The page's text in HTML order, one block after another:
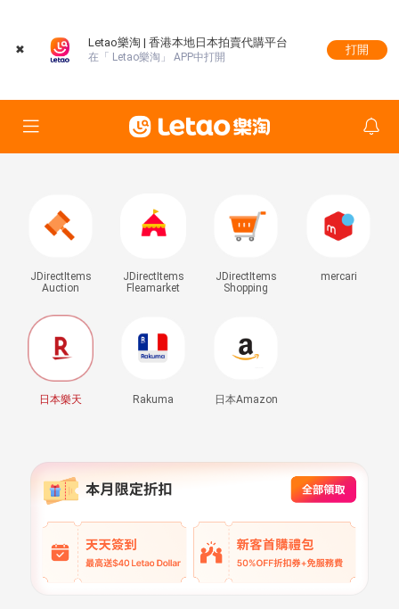
✖
Letao樂淘 | 香港本地日本拍賣代購平台
在「 Letao樂淘」 APP中打開
打開
JDirectItems
Auction
JDirectItems
Fleamarket
JDirectItems
Shopping
mercari
日本樂天 Rakuma 日本Amazon